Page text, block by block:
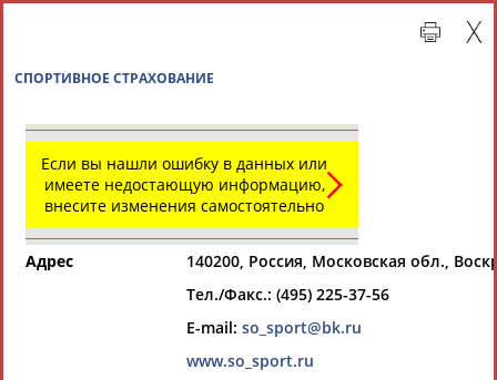
Организации спортивной отрасли
СВОДНЫЕ ИНДЕКСЫ
Если вы нашли ошибку в данных или
имеете недостающую информацию,
внесите изменения самостоятельно
Адрес
140200, Россия, Московская обл.,
Тел./Факс.: (495) 225-37-56
E-mail: so_sport@bk.ru
www.so_sport.ru